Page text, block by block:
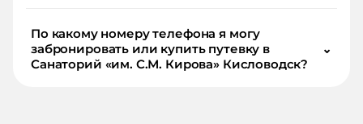
По какому номеру телефона я могу
забронировать или купить путевку в
Санаторий «им. С.М. Кирова» Кисловодск?
⌄